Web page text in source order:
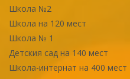
Школа №2
Школа на 120 мест
Школа № 1
Детския сад на 140 мест
Школа-интернат на 400 мест